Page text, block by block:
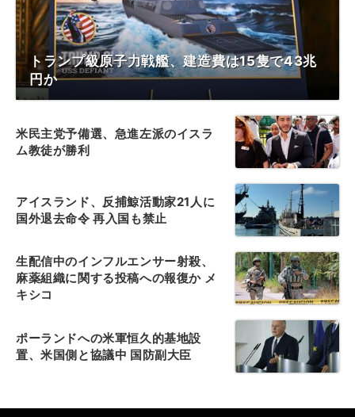
トランプ級原子力戦艦、建造費は15隻で43兆
円か
米民主党予備選、急進左派のイスラ
ム教徒が勝利
アイスランド、反捕鯨活動家21人に
国外退去命令 再入国も禁止
生配信中のインフルエンサー射殺、
麻薬組織に関する投稿への報復か メ
キシコ
ポーランドへの米軍恒久的基地設
置、米国側と協議中 国防副大臣